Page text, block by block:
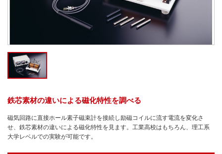
鉄芯素材の違いによる磁化特性を調べる
磁気回路に直接ホール素子磁束計を接続し励磁コイルに流す電流を変化さ
せ、鉄芯素材の違いによる磁化特性を見ます。工業高校はもちろん、理工系
大学レベルでの実験が可能です。